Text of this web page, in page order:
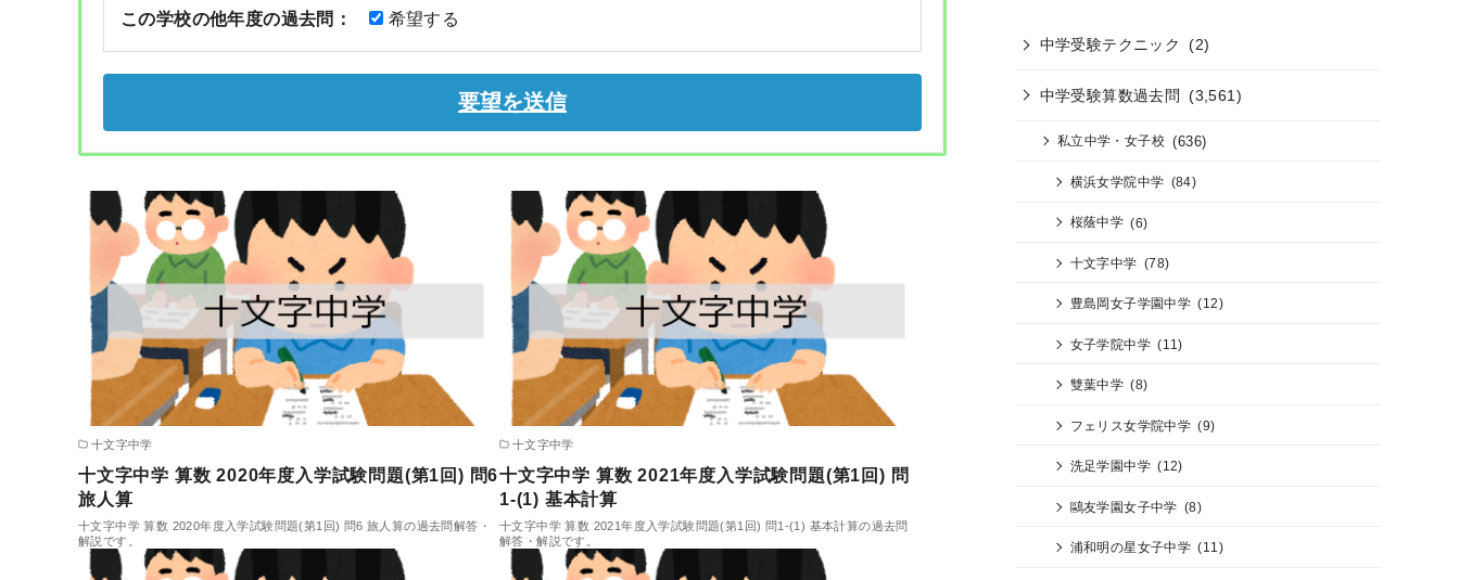
この学校の他年度の過去問： 希望する
十文字中学
十文字中学 算数 2020年度入学試験問題(第1回) 問6
旅人算
十文字中学 算数 2020年度入学試験問題(第1回) 問6 旅人算の過去問解答・
解説です。
十文字中学
十文字中学 算数 2021年度入学試験問題(第1回) 問
1-(1) 基本計算
十文字中学 算数 2021年度入学試験問題(第1回) 問1-(1) 基本計算の過去問
解答・解説です。
中学受験テクニック (2)
中学受験算数過去問 (3,561)
私立中学・女子校 (636)
横浜女学院中学 (84)
桜蔭中学 (6)
十文字中学 (78)
豊島岡女子学園中学 (12)
女子学院中学 (11)
雙葉中学 (8)
フェリス女学院中学 (9)
洗足学園中学 (12)
鷗友学園女子中学 (8)
浦和明の星女子中学 (11)